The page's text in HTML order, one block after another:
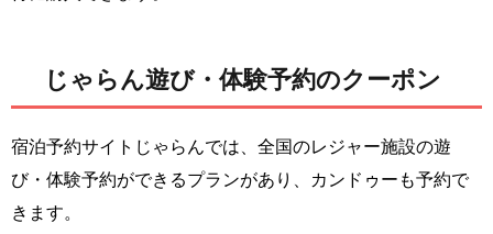
じゃらん遊び・体験予約のクーポン
宿泊予約サイトじゃらんでは、全国のレジャー施設の遊
び・体験予約ができるプランがあり、カンドゥーも予約で
きます。